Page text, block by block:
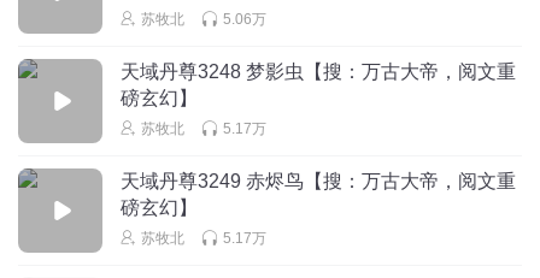
苏牧北 5.06万
天域丹尊3248 梦影虫【搜：万古大帝，阅文重
磅玄幻】
苏牧北 5.17万
天域丹尊3249 赤烬鸟【搜：万古大帝，阅文重
磅玄幻】
苏牧北 5.17万